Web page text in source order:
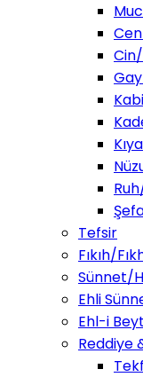
Tefsir
Fıkıh/
Sünnet/
Ehli
Ehl-i
Reddiye